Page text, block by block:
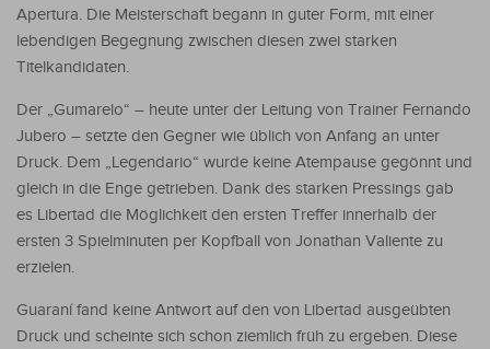
Apertura. Die Meisterschaft begann in guter Form, mit einer
lebendigen Begegnung zwischen diesen zwei starken
Titelkandidaten.
Der „Gumarelo“ – heute unter der Leitung von Trainer Fernando
Jubero – setzte den Gegner wie üblich von Anfang an unter
Druck. Dem „Legendario“ wurde keine Atempause gegönnt und
gleich in die Enge getrieben. Dank des starken Pressings gab
es Libertad die Möglichkeit den ersten Treffer innerhalb der
ersten 3 Spielminuten per Kopfball von Jonathan Valiente zu
erzielen.
Guaraní fand keine Antwort auf den von Libertad ausgeübten
Druck und scheinte sich schon ziemlich früh zu ergeben. Diese